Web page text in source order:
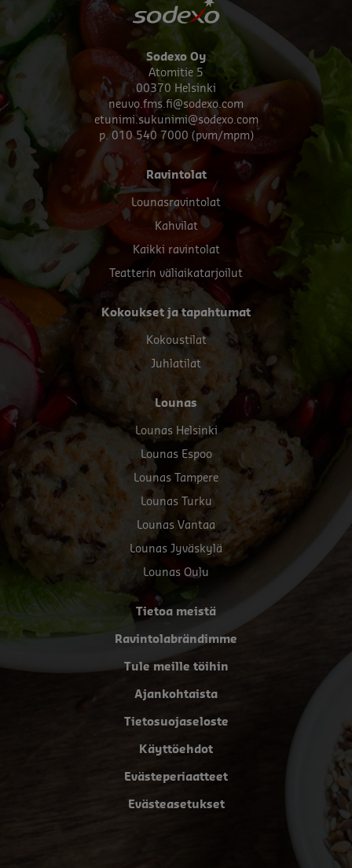
Sodexo Oy
Atomitie 5
00370 Helsinki
neuvo.fms.fi@sodexo.com
etunimi.sukunimi@sodexo.com
p. 010 540 7000 (pvm/mpm)
Footer
menu
Ravintolat
Lounasravintolat
Kahvilat
Kaikki ravintolat
Teatterin väliaikatarjoilut
Kokoukset ja tapahtumat
Kokoustilat
Juhlatilat
Lounas
Lounas Helsinki
Lounas Espoo
Lounas Tampere
Lounas Turku
Lounas Vantaa
Lounas Jyväskylä
Lounas Oulu
Tietoa meistä
Ravintolabrändimme
Tule meille töihin
Ajankohtaista
Tietosuojaseloste
Käyttöehdot
Evästeperiaatteet
Evästeasetukset